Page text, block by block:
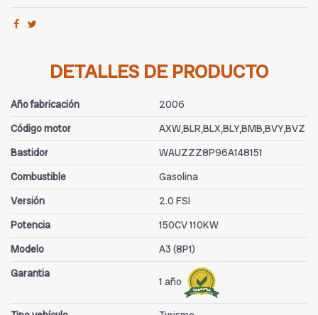
DETALLES DE PRODUCTO
Año fabricación
2006
Código motor
AXW,BLR,BLX,BLY,BMB,BVY,BVZ
Bastidor
WAUZZZ8P96A148151
Combustible
Gasolina
Versión
2.0 FSI
Potencia
150CV 110KW
Modelo
A3 (8P1)
Garantia
1 año